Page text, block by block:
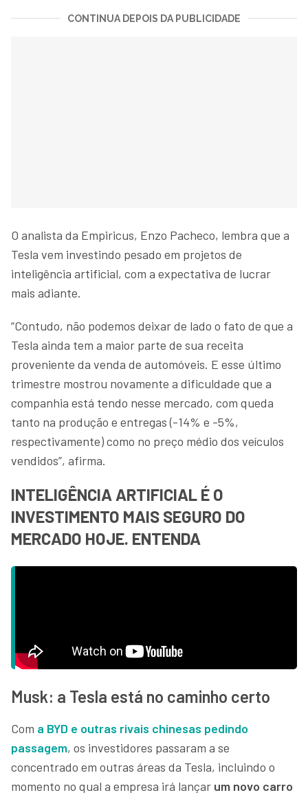
CONTINUA DEPOIS DA PUBLICIDADE
O analista da Empiricus, Enzo Pacheco, lembra que a
Tesla vem investindo pesado em projetos de
inteligência artificial, com a expectativa de lucrar
mais adiante.
“Contudo, não podemos deixar de lado o fato de que a
Tesla ainda tem a maior parte de sua receita
proveniente da venda de automóveis. E esse último
trimestre mostrou novamente a dificuldade que a
companhia está tendo nesse mercado, com queda
tanto na produção e entregas (-14% e -5%,
respectivamente) como no preço médio dos veículos
vendidos”, afirma.
INTELIGÊNCIA ARTIFICIAL É O
INVESTIMENTO MAIS SEGURO DO
MERCADO HOJE. ENTENDA
Musk: a Tesla está no caminho certo
Com a BYD e outras rivais chinesas pedindo
passagem, os investidores passaram a se
concentrado em outras áreas da Tesla, incluindo o
momento no qual a empresa irá lançar um novo carro